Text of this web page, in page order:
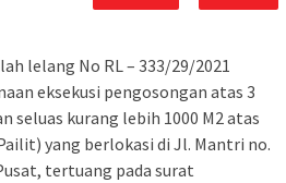
lelang No RL – 333/29/2021
eksekusi pengosongan atas 3
seluas kurang lebih 1000 M2 atas
yang berlokasi di Jl. Mantri no.
tertuang pada surat